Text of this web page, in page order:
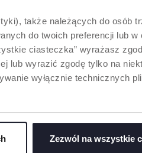
także należących do osób
do twoich preferencji lub w
ciasteczka” wyrażasz
lub wyrazić zgodę tylko na
wyłącznie technicznych
Zezwól na wszystkie
KOLEJKA DELUXE